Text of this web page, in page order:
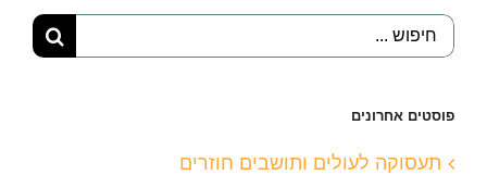
חיפוש...
פוסטים אחרונים
תעסוקה לעולים ותושבים חוזרים